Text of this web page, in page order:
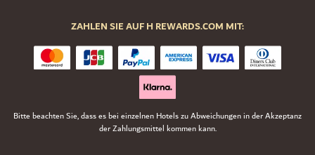
ZAHLEN SIE AUF H REWARDS.COM MIT:
Bitte beachten Sie, dass es bei einzelnen Hotels zu Abweichungen in der Akzeptanz
der Zahlungsmittel kommen kann.